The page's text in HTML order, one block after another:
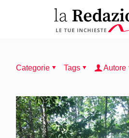
Categorie Tags Autore